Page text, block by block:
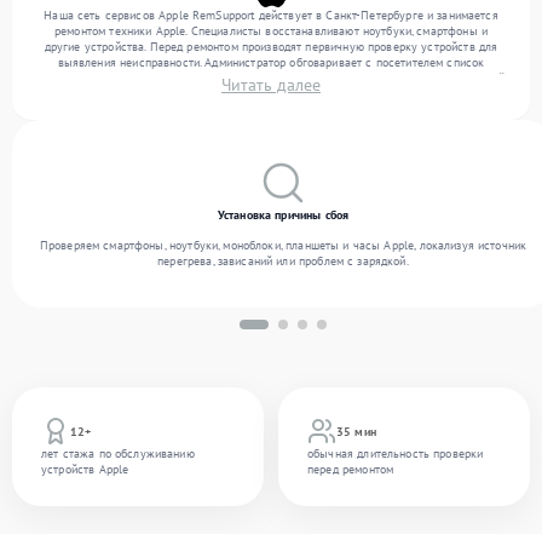
Наша сеть сервисов Apple RemSupport действует в Санкт-Петербурге и занимается
ремонтом техники Apple. Специалисты восстанавливают ноутбуки, смартфоны и
другие устройства. Перед ремонтом производят первичную проверку устройств для
выявления неисправности. Администратор обговаривает с посетителем список
нужных услуг и цену. Только потом техники осуществляют восстановление с заменой
запчастей по необходимости. По окончании работ их качество подтверждается
Читать далее
12+
лет стажа по обслуживанию
устройств Apple
35 мин
обычная длительность проверки
перед ремонтом
Установка причины сбоя
Проверяем смартфоны, ноутбуки, моноблоки, планшеты и часы Apple, локализуя источник
перегрева, зависаний или проблем с зарядкой.